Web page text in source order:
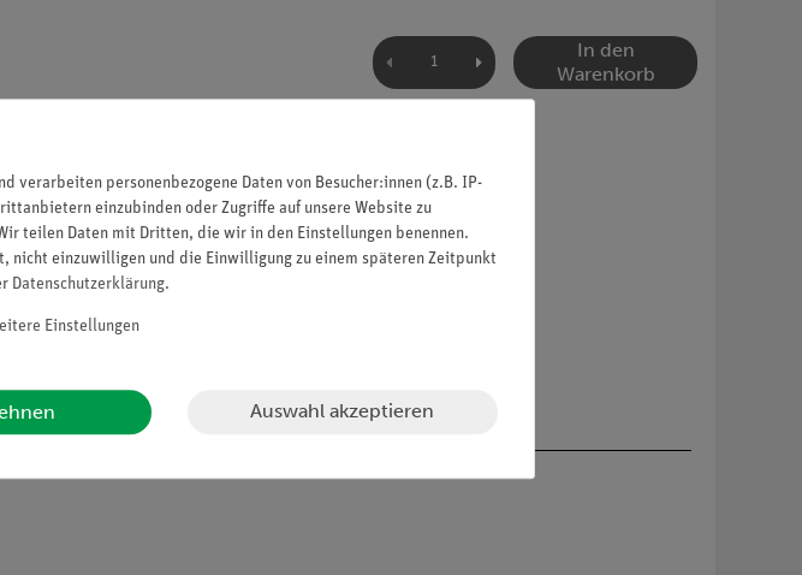
In den
Warenkorb
zur Aufnahme von Eisenkernen mit Querschnitt (30 x 30) mm
verarbeiten personenbezogene Daten von Besucher:innen (z.B. IP-
einzubinden oder Zugriffe auf unsere Website zu
teilen Daten mit Dritten, die wir in den Einstellungen benennen.
nicht einzuwilligen und die Einwilligung zu einem späteren Zeitpunkt
Daten­schutz­erklärung.
Einstellungen
Auswahl akzeptieren